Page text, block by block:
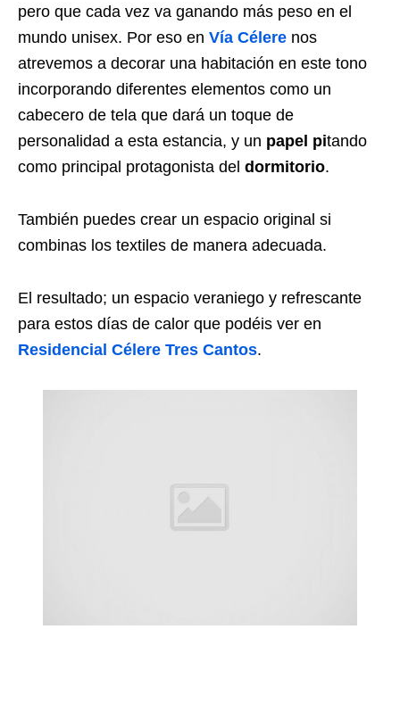
pero que cada vez va ganando más peso en el
mundo unisex. Por eso en Vía Célere nos
atrevemos a decorar una habitación en este tono
incorporando diferentes elementos como un
cabecero de tela que dará un toque de
personalidad a esta estancia, y un papel pitando
como principal protagonista del dormitorio.
También puedes crear un espacio original si
combinas los textiles de manera adecuada.
El resultado; un espacio veraniego y refrescante
para estos días de calor que podéis ver en
Residencial Célere Tres Cantos.